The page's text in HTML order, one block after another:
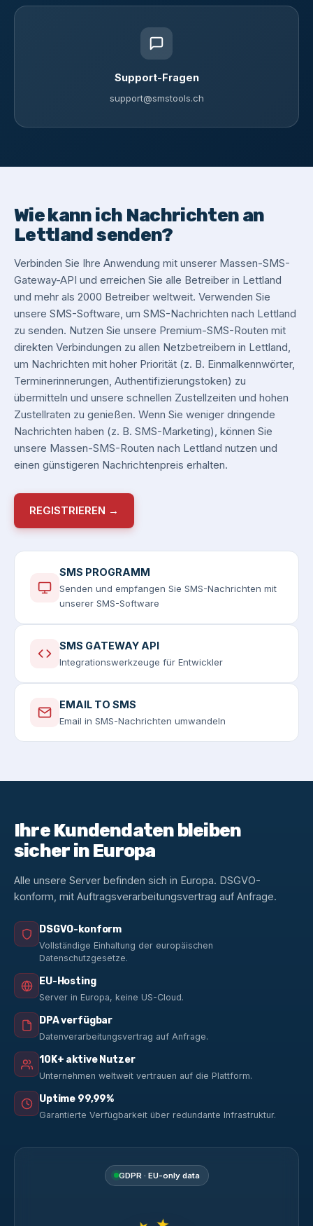
Support-Fragen
support@smstools.ch
Wie kann ich Nachrichten an
Lettland senden?
Verbinden Sie Ihre Anwendung mit unserer Massen-SMS-
Gateway-API und erreichen Sie alle Betreiber in Lettland
und mehr als 2000 Betreiber weltweit. Verwenden Sie
unsere SMS-Software, um SMS-Nachrichten nach Lettland
zu senden. Nutzen Sie unsere Premium-SMS-Routen mit
direkten Verbindungen zu allen Netzbetreibern in Lettland,
um Nachrichten mit hoher Priorität (z. B. Einmalkennwörter,
Terminerinnerungen, Authentifizierungstoken) zu
übermitteln und unsere schnellen Zustellzeiten und hohen
Zustellraten zu genießen. Wenn Sie weniger dringende
Nachrichten haben (z. B. SMS-Marketing), können Sie
unsere Massen-SMS-Routen nach Lettland nutzen und
einen günstigeren Nachrichtenpreis erhalten.
REGISTRIEREN →
SMS PROGRAMM
Senden und empfangen Sie SMS-Nachrichten mit
unserer SMS-Software
SMS GATEWAY API
Integrationswerkzeuge für Entwickler
EMAIL TO SMS
Email in SMS-Nachrichten umwandeln
Ihre Kundendaten bleiben
sicher in Europa
Alle unsere Server befinden sich in Europa. DSGVO-
konform, mit Auftragsverarbeitungsvertrag auf Anfrage.
DSGVO-konform
Vollständige Einhaltung der europäischen
Datenschutzgesetze.
EU-Hosting
Server in Europa, keine US-Cloud.
DPA verfügbar
Datenverarbeitungsvertrag auf Anfrage.
10K+ aktive Nutzer
Unternehmen weltweit vertrauen auf die Plattform.
Uptime 99,99%
Garantierte Verfügbarkeit über redundante Infrastruktur.
GDPR · EU-only data